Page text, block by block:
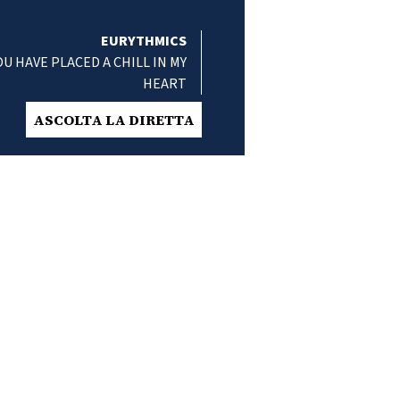
EURYTHMICS
HAVE PLACED A CHILL IN MY
HEART
ASCOLTA LA DIRETTA